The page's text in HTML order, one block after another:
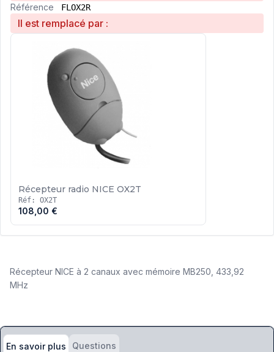
Référence FLOX2R
Il est remplacé par :
Récepteur radio NICE OX2T
Réf: OX2T
108,00 €
Récepteur NICE à 2 canaux avec mémoire MB250, 433,92
MHz
En savoir plus Questions